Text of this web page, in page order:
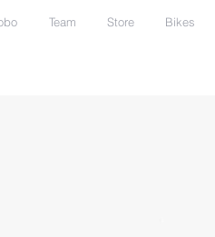
Team Store Bikes